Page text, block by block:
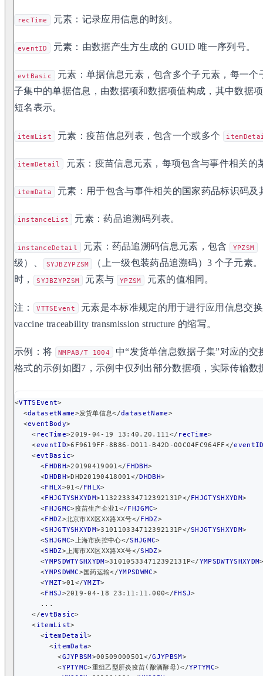
recTime 元素：记录应用信息的时刻。
eventID 元素：由数据产生方生成的 GUID 唯一序列号。
evtBasic
元素：单据信息元素，包含多个子元素，每一
子集中的单据信息，由数据项和数据项值构成，其中数据
短名表示。
itemList 元素：疫苗信息列表，包含一个或多个
itemDetail 元素：疫苗信息元素，每项包含与事件相关的
itemData 元素：用于包含与事件相关的国家药品标识码及
instanceList 元素：药品追溯码列表。
instanceDetail 元素：药品追溯码信息元素，包含 YPZSM
级）、
SYJBZYPZSM
（上一级包装药品追溯码）3 个子元素
时，
SYJBZYPZSM 元素与 YPZSM 元素的值相同。
注： VTTSEvent
元素是本标准规定的用于进行应用信息交
vaccine traceability transmission structure 的缩写。
示例：将 NMPAB/T 1004
中“发货单信息数据子集”对应的
格式的示例如图7，示例中仅列出部分数据项，实际传输数
<VTTSEvent>
<datasetName>发货单信息</datasetName>
<eventBody>
< recTime>2019-04-19 13:40.20.111</ recTime>
<eventID>6F9619FF-8B86-D011-B42D-00C04FC964FF</
<evtBasic>
<FHDBH>20190419001</FHDBH>
<DHDBH>DHD20190418001</DHDBH>
<FHLX>01</FHLX>
<FHJGTYSHXYDM>113223334712392131P</FHJGTYSHXYDM>
<FHJGMC>疫苗生产企业1</FHJGMC>
<FHDZ>北京市XX区XX路XX号</FHDZ>
<SHJGTYSHXYDM>310110334712392131P</SHJGTYSHXYDM>
<SHJGMC>上海市疾控中心</SHJGMC>
<SHDZ>上海市XX区XX路XX号</SHDZ>
<YMPSDWTYSHXYDM>310105334712392131P</YMPSDWTYSHXYDM
<YMPSDWMC>国药运输</YMPSDWMC>
<YMZT>01</YMZT>
<FHSJ>2019-04-18 23:11:11.000</FHSJ>
      ...
</evtBasic>
<itemList>
<itemDetail>
<itemData>
<GJYPBSM>00509000501</GJYPBSM>
<YPTYMC>重组乙型肝炎疫苗(酿酒酵母)</YPTYMC>